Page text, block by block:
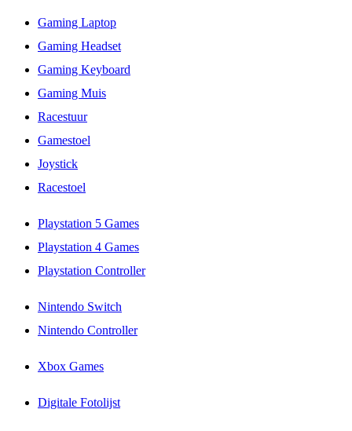
Gaming Laptop
Gaming Headset
Gaming Keyboard
Gaming Muis
Racestuur
Gamestoel
Joystick
Racestoel
Playstation 5 Games
Playstation 4 Games
Playstation Controller
Nintendo Switch
Nintendo Controller
Xbox Games
Digitale Fotolijst